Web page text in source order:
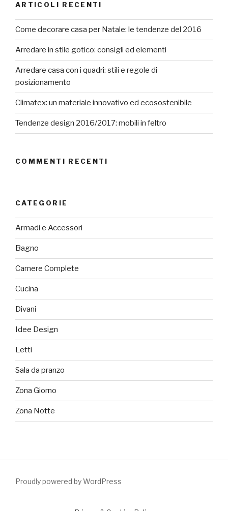
ARTICOLI RECENTI
Come decorare casa per Natale: le tendenze del 2016
Arredare in stile gotico: consigli ed elementi
Arredare casa con i quadri: stili e regole di
posizionamento
Climatex: un materiale innovativo ed ecosostenibile
Tendenze design 2016/2017: mobili in feltro
COMMENTI RECENTI
CATEGORIE
Armadi e Accessori
Bagno
Camere Complete
Cucina
Divani
Idee Design
Letti
Sala da pranzo
Zona Giorno
Zona Notte
Proudly powered by WordPress